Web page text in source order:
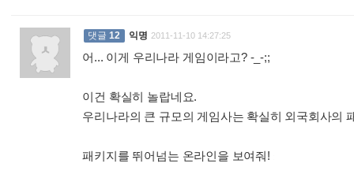
댓글 12 익명 2011-11-10 14:27:25
어... 이게 우리나라 게임이라고? -_-;;
이건 확실히 놀랍네요.
우리나라의 큰 규모의 게임사는 확실히 외국회사의
패키지를 뛰어넘는 온라인을 보여줘!